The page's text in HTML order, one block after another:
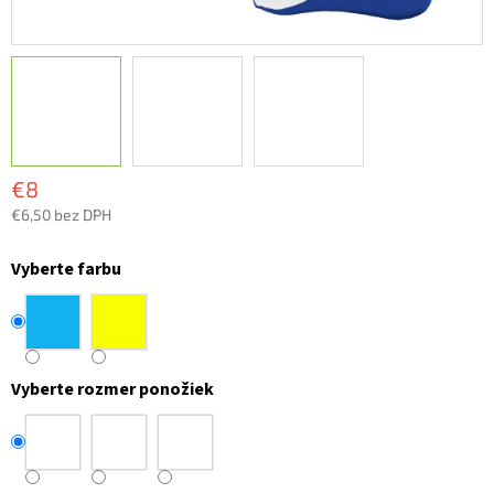
€8
€6,50 bez DPH
cena:
Vyberte farbu
Vyberte rozmer ponožiek